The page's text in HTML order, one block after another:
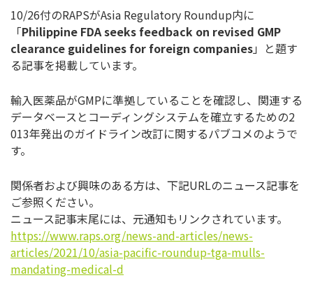
10/26付のRAPSがAsia Regulatory Roundup内に
「Philippine FDA seeks feedback on revised GMP
clearance guidelines for foreign companies」と題す
る記事を掲載しています。
輸入医薬品がGMPに準拠していることを確認し、 関連する
データベースとコーディングシステムを確立するための2
013年発出のガイドライン改訂に関するパブコメのようで
す。
関係者および興味のある方は、下記URLのニュース記事を
ご参照ください。
ニュース記事末尾には、元通知もリンクされています。
https://www.raps.org/news-and-articles/news-
articles/2021/10/asia-pacific-roundup-tga-mulls-
mandating-medical-d